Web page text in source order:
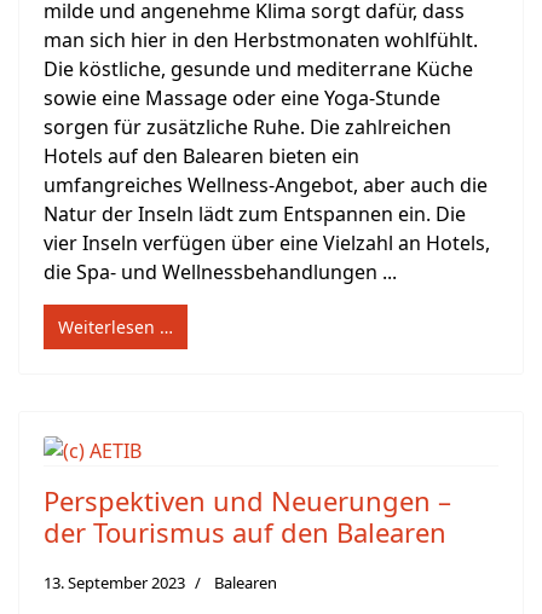
milde und angenehme Klima sorgt dafür, dass
man sich hier in den Herbstmonaten wohlfühlt.
Die köstliche, gesunde und mediterrane Küche
sowie eine Massage oder eine Yoga-Stunde
sorgen für zusätzliche Ruhe. Die zahlreichen
Hotels auf den Balearen bieten ein
umfangreiches Wellness-Angebot, aber auch die
Natur der Inseln lädt zum Entspannen ein. Die
vier Inseln verfügen über eine Vielzahl an Hotels,
die Spa- und Wellnessbehandlungen ...
Weiterlesen …
Perspektiven und Neuerungen –
der Tourismus auf den Balearen
13. September 2023 Balearen